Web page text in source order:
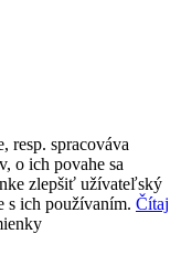
resp. spracováva
o ich povahe sa
zlepšiť užívateľský
s ich používaním. Čítaj